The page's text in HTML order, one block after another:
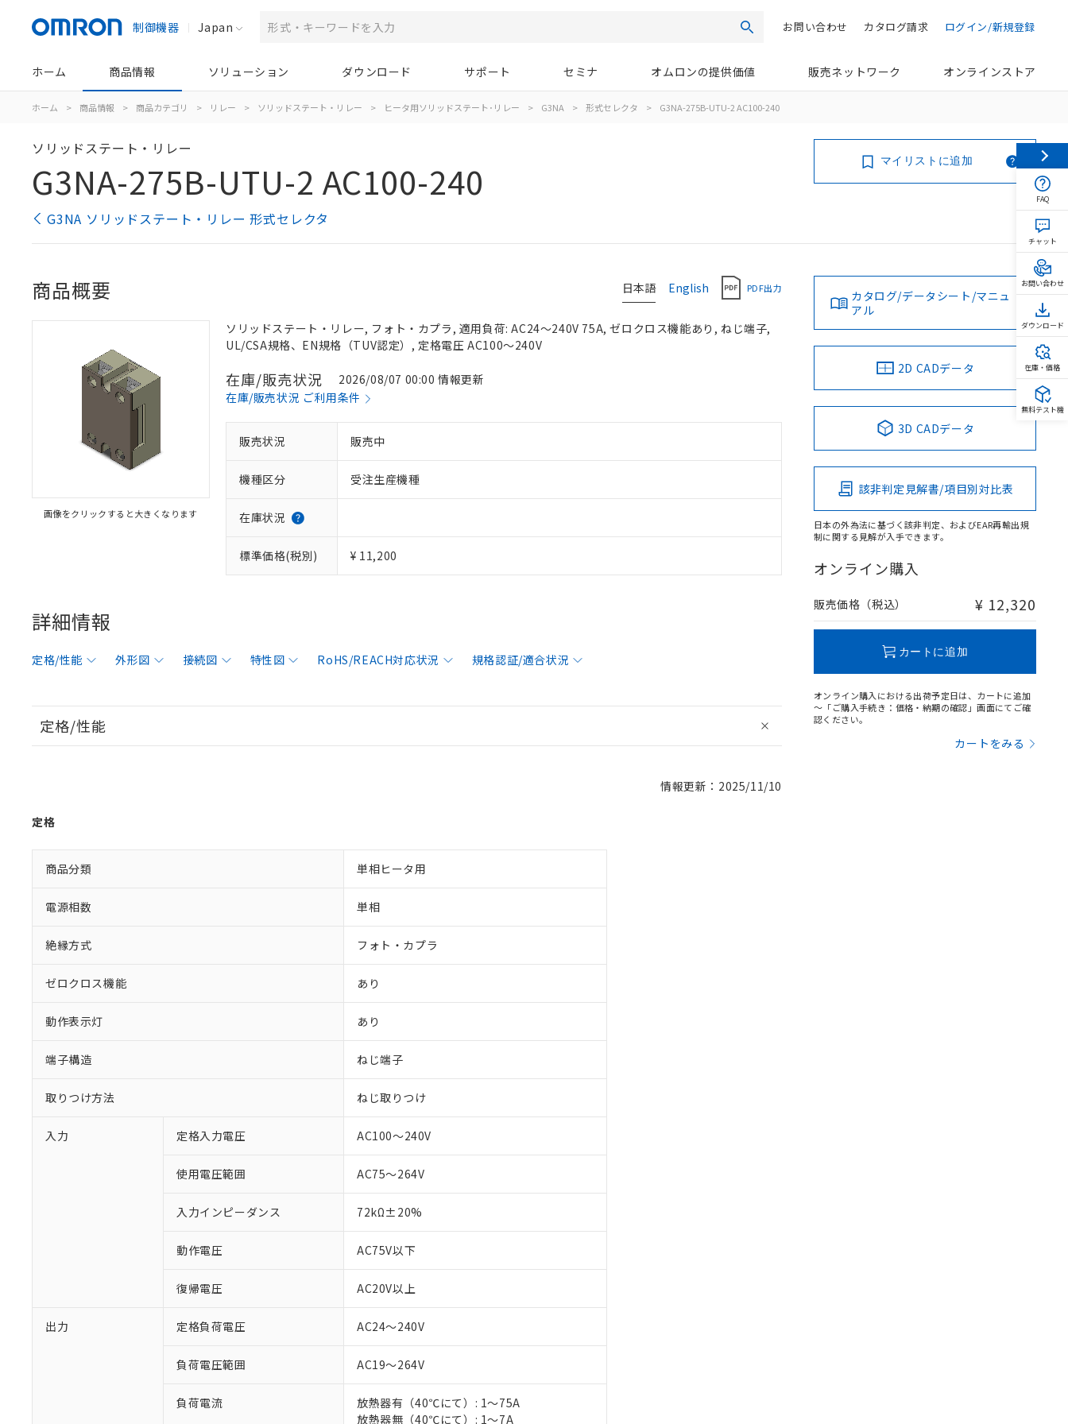
制御機器 Japan 検索 ログイン/新規登録
カタログ請求
お問い合わせ
ホーム 商品情報 ソリューション ダウンロード サポート セミナ オムロンの提供価値 販売ネットワーク オンラインストア
ホーム > 商品情報 > 商品カテゴリ > リレー > ソリッドステート・リレー > ヒータ用ソリッドステート･リレー > G3NA > 形式セレクタ > G3NA-275B-UTU-2 AC100-240
ソリッドステート・リレー
G3NA-275B-UTU-2 AC100-240
G3NA ソリッドステート・リレー 形式セレクタ
マイリストに追加
日本語 English PDF出力
商品概要
画像をクリックすると大きくなります
ソリッドステート・リレー, フォト・カプラ, 適用負荷: AC24～240V 75A, ゼロクロス機能あり, ねじ端子,
UL/CSA規格、EN規格（TUV認定）, 定格電圧 AC100～240V
在庫/販売状況
2026/08/07 00:00 情報更新
在庫/販売状況 ご利用条件
販売状況 販売中
機種区分 受注生産機種
在庫状況
標準価格(税別) ¥ 11,200
詳細情報
定格/性能 外形図 接続図 特性図 RoHS/REACH対応状況 規格認証/適合状況
定格/性能
情報更新：2025/11/10
定格
商品分類 単相ヒータ用
電源相数 単相
絶縁方式 フォト・カプラ
ゼロクロス機能 あり
動作表示灯 あり
端子構造 ねじ端子
取りつけ方法 ねじ取りつけ
入力 定格入力電圧 AC100～240V
使用電圧範囲 AC75～264V
入力インピーダンス 72kΩ±20%
動作電圧 AC75V以下
復帰電圧 AC20V以上
出力 定格負荷電圧 AC24～240V
負荷電圧範囲 AC19～264V
負荷電流
放熱器有（40℃にて）: 1～75A
放熱器無（40℃にて）: 1～7A
カタログ/データシート/マニュ
アル
2D CADデータ
3D CADデータ
該非判定見解書/項目別対比表
日本の外為法に基づく該非判定、およびEAR再輸出規
制に関する見解が入手できます。
オンライン購入
販売価格（税込） ¥ 12,320
カートに追加
オンライン購入における出荷予定日は、カートに追加
～「ご購入手続き：価格・納期の確認」画面にてご確
認ください。
カートをみる
ご利用条件
以下の条件をお読みいただき、同意のうえご利用ください。
当社制御機器事業取扱商品の中には、本サービスの対象外となる商品もあることをご了承ください。
※1 対応状況
対応済み：EU RoHS指令（10物質）の非含有に対応した製品が提供可能な商品です。
調査・確認中：EU RoHS指令（10物質）の非含有の対応状況を調査中または確認中の商品です。
非該当品：ライセンス料など無形物で、有害物質有無と関係のない商品です。
仕入先様の事情により、非含有部品としていたものが、含有品と判明した場合などやむを得ず変更すること
六価クロム(Cr(Ⅵ)) 1000ppm以下、ポリ臭化ビフェニル類(PBB) 1000ppm以下、ポリ臭化ジフェニルエーテル類(PBDE) 1000ppm以下、
フタル酸ビス(2-エチルヘキシル) (DEHP)(別名：DOP) 1000ppm以下、フタル酸ブチルベンジル（BBP） 1000ppm以下、フタル酸ジブチ
※1 中国RoHS○×表
「○」：最大均質材料含有率が中国RoHSの基準値以下であることを示します。
「×」：最大均質材料含有率が中国RoHSの基準値を超えていることを示します。
当社は、これら貴社製品のうち、外国為替および外国貿易法に定める商品（以下｢規制貨物等」とい
う）を輸出または国外への提供する場合は、日本国政府の輸出許可(または役務取引許可)を取得する
などの必要な手続きをとります。
FAQ
チャット
お問い合わせ
ダウンロード
在庫・価格
無料テスト機